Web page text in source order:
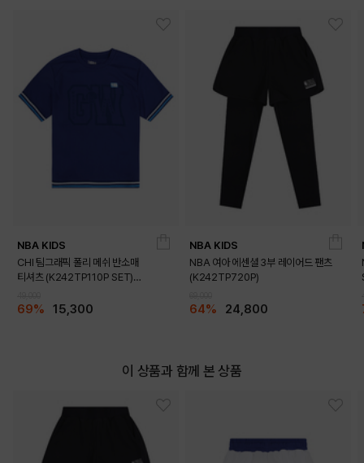
NBA KIDS
CHI 팀그래픽 폴리 메쉬 반소매
티셔츠 (K242TP110P SET)
69% 15,300
NBA KIDS
NBA 여아 에센셜 3부 레이어드 팬츠
(K242TP720P)
64% 24,800
이 상품과 함께 본 상품